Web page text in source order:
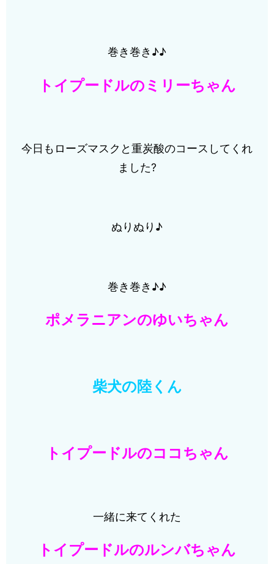
巻き巻き♪♪
トイプードルのミリーちゃん
今日もローズマスクと重炭酸のコースしてくれ
ました?
ぬりぬり♪
巻き巻き♪♪
ポメラニアンのゆいちゃん
柴犬の陸くん
トイプードルのココちゃん
一緒に来てくれた
トイプードルのルンバちゃん